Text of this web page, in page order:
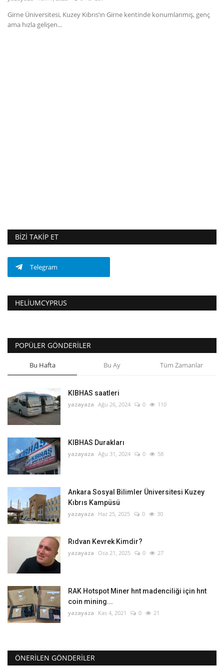
Dil
Girne Üniversitesi, Kuzey Kıbrıs’ın Girne kentinde konumlanmış, genç
ama hızla gelişen...
BIZI TAKIP ET
Telegram
HELIUMCYPRUS
POPÜLER GÖNDERILER
Bu Hafta Bu Ay Tüm Zamanlar
KIBHAS saatleri
yazayaza Ağu 26, 2024 0 110
KIBHAS Durakları
yazayaza Ağu 31, 2024 0 58
Ankara Sosyal Bilimler Üniversitesi Kuzey
Kıbrıs Kampüsü
yazayaza Haz 25, 2025 0 30
Rıdvan Kevrek Kimdir?
yazayaza Oca 21, 2025 0 27
RAK Hotspot Miner hnt madenciliği için hnt
coin mining...
yazayaza Kas 4, 2021 0 21
ÖNERILEN GÖNDERILER